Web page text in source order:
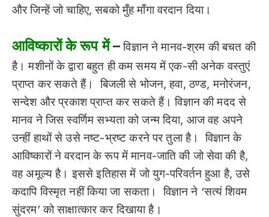
और जिन्हें जो चाहिए, सबको मुँह माँगा वरदान दिया।
आविष्कारों के रूप में–विज्ञान ने मानव-श्रम की बचत की
है। मशीनों के द्वारा बहुत ही कम समय में एक-सी अनेक वस्तुएं
प्राप्त कर सकते हैं। बिजली से भोजन, हवा, ठण्ड, मनोरंजन,
सन्देश और प्रकाश प्राप्त कर सकते हैं। विज्ञान की मदद से
मानव ने जिस स्वर्णिम सभ्यता को जन्म दिया, आज वह अपने
उन्हीं हाथों से उसे नष्ट-भ्रष्ट करने पर तुला है। विज्ञान के
आविष्कारों ने वरदान के रूप में मानव-जाति की जो सेवा की है,
वह अमूल्य है। इससे इतिहास में जो युग-परिवर्तन हुआ है, उसे
कदापि विस्मृत नहीं किया जा सकता। विज्ञान ने ‘सत्यं शिवम
सुंदरम’ को साक्षात्कार कर दिखाया है।